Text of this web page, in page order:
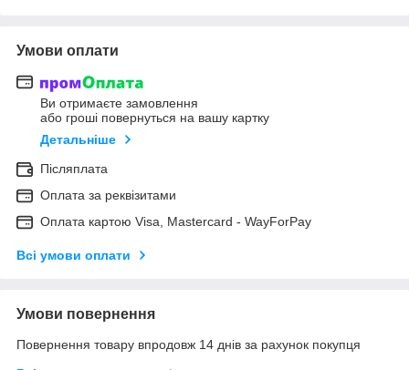
Умови оплати
Ви отримаєте замовлення
або гроші повернуться на вашу картку
Детальніше
Післяплата
Оплата за реквізитами
Оплата картою Visa, Mastercard - WayForPay
Всі умови оплати
Умови повернення
Повернення товару впродовж 14 днів за рахунок покупця